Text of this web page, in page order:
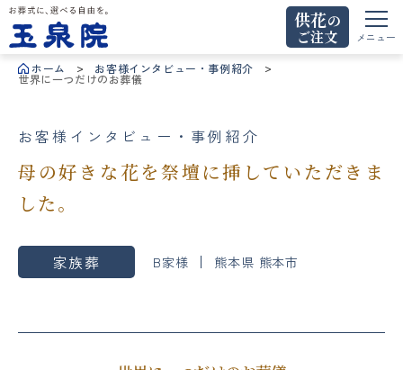
お葬式に、選べる自由を。玉泉院
供花の
ご注文
メニュー
ホーム お客様インタビュー・事例紹介
世界に一つだけのお葬儀
お客様インタビュー・事例紹介
母の好きな花を祭壇に挿していただきま
した。
家族葬 B家様 熊本県 熊本市